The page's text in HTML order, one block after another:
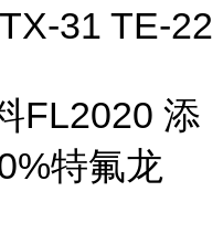
31 TE-22
FL2020 添
特氟龙